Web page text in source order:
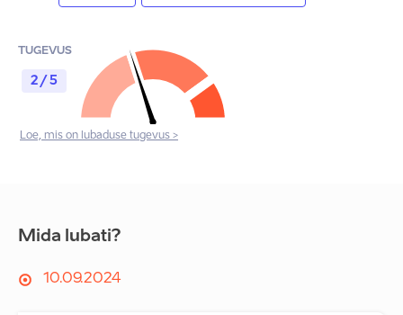
TUGEVUS
2 / 5
Loe, mis on lubaduse tugevus >
Mida lubati?
10.09.2024